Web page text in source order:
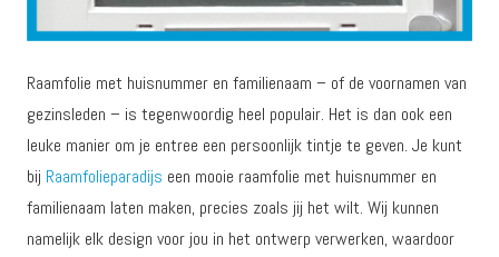
Raamfolie met huisnummer en familienaam – of de voornamen van
gezinsleden – is tegenwoordig heel populair. Het is dan ook een
leuke manier om je entree een persoonlijk tintje te geven. Je kunt
bij Raamfolieparadijs een mooie raamfolie met huisnummer en
familienaam laten maken, precies zoals jij het wilt. Wij kunnen
namelijk elk design voor jou in het ontwerp verwerken, waardoor